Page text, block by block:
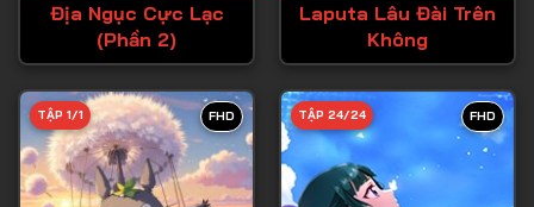
Tập 39
Tập 40
Tập 41
Địa Ngục Cực Lạc
(Phần 2)
Laputa Lâu Đài Trên
Không
FHD
TẬP 1/1 FHD
TẬP 24/24